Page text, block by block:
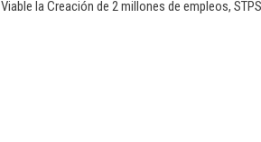
Viable la Creación de 2 millones de empleos, STPS